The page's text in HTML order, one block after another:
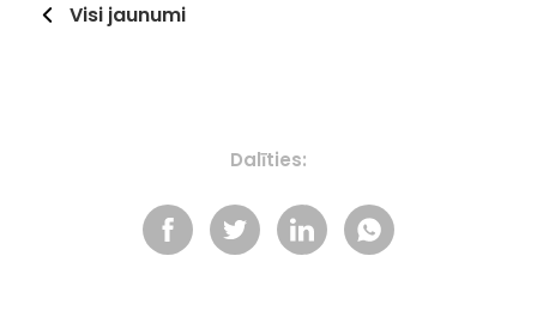
Visi jaunumi
Dalīties: